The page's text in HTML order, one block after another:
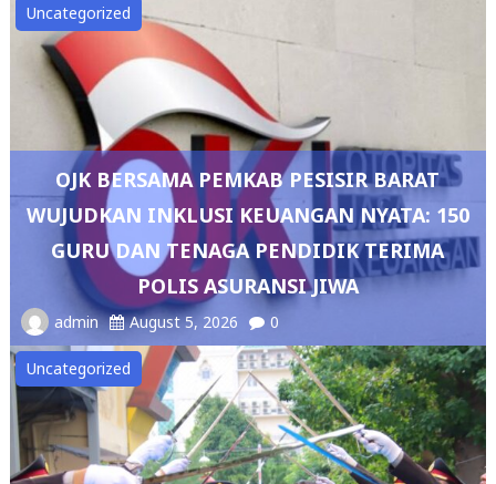
Uncategorized
OJK BERSAMA PEMKAB PESISIR BARAT
WUJUDKAN INKLUSI KEUANGAN NYATA: 150
GURU DAN TENAGA PENDIDIK TERIMA
POLIS ASURANSI JIWA
admin August 5, 2026 0
Uncategorized